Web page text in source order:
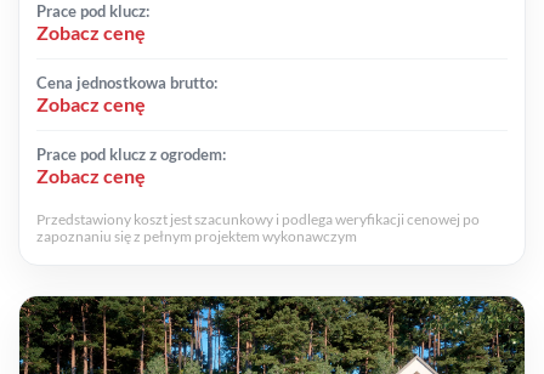
Prace pod klucz:
Zobacz cenę
Cena jednostkowa brutto:
Zobacz cenę
Prace pod klucz z ogrodem:
Zobacz cenę
Przedstawiony koszt jest szacunkowy i podlega weryfikacji cenowej po
zapoznaniu się z pełnym projektem wykonawczym